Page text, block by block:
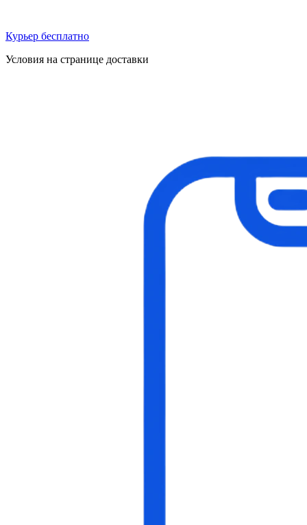
Курьер бесплатно
Условия на странице доставки